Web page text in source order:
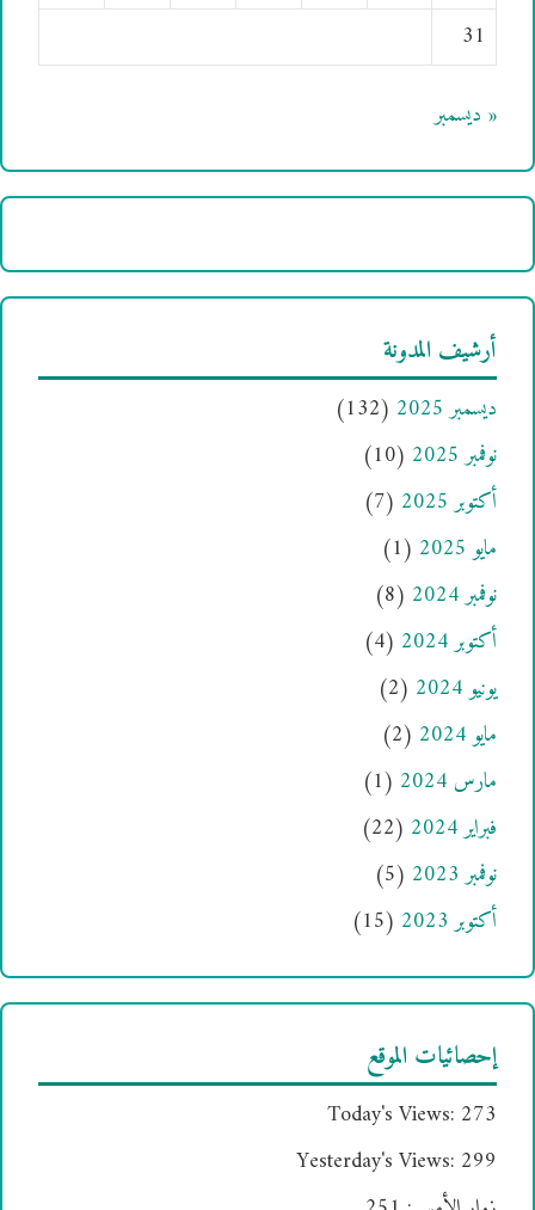
31
« ديسمبر
أرشيف المدونة
ديسمبر 2025
(132)
نوفمبر 2025
(10)
أكتوبر 2025
(7)
مايو 2025
(1)
نوفمبر 2024
(8)
أكتوبر 2024
(4)
يونيو 2024
(2)
مايو 2024
(2)
مارس 2024
(1)
فبراير 2024
(22)
نوفمبر 2023
(5)
أكتوبر 2023
(15)
إحصائيات الموقع
Today's Views: 273
Yesterday's Views: 299